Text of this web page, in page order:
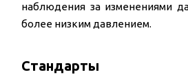
наблюдения за изменениями
более низким давлением.
Стандарты